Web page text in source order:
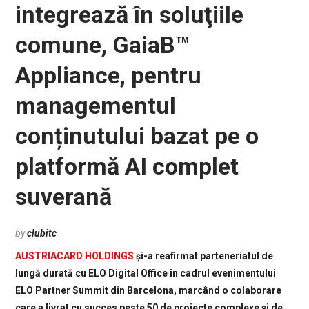
integrează în soluţiile
comune, GaiaB™
Appliance, pentru
managementul
conținutului bazat pe o
platformă AI complet
suverană
byclubitc
AUSTRIACARD HOLDINGS și-a reafirmat parteneriatul de
lungă durată cu ELO Digital Office în cadrul evenimentului
ELO Partner Summit din Barcelona, marcând o colaborare